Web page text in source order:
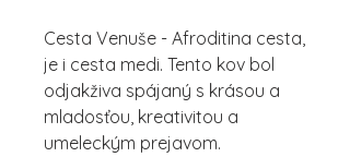
Cesta Venuše - Afroditina cesta,
je i cesta medi. Tento kov bol
odjakživa spájaný s krásou a
mladosťou, kreativitou a
umeleckým prejavom.